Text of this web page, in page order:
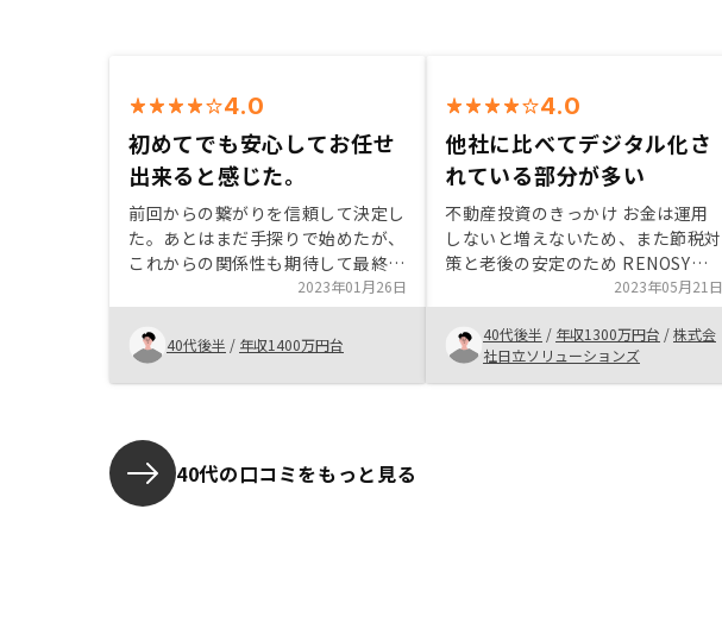
4.0
初めてでも安心してお任せ
出来ると感じた。
前回からの繋がりを信頼して決定し
た。あとはまだ手探りで始めたが、
これからの関係性も期待して最終決
定したので、この期待感を継続でき
るようにお願いできればと思いま
す。 これから拡張して行くには現
時点では難しい状況ですが、拡張出
来る様に頑張ります。
2023年01月26日
40代後半 / 年収1400万円台
4.0
他社に比べてデジタル化さ
れている部分が多い
不動産投資のきっかけ お金は運用
しないと増えないため、また節税対
策と老後の安定のため RENOSYに
決めた理由 RENOSYは物件が豊富
と思った。 また、パートナーズで
不動産売買の経験が あり、グルー
プなので信頼できると思った。手続
きのさらなるデジタル化
2023年05月21日
40代後半 / 年収1300万円台 /株式会
社日立ソリューションズ
40代の口コミをもっと見る